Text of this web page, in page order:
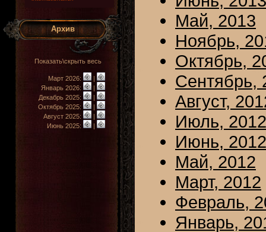
Архив
Показать\скрыть весь
Март 2026:
|
Январь 2026:
|
Декабрь 2025:
|
Октябрь 2025:
|
Август 2025:
|
Июнь 2025:
|
Май, 2013
Ноябрь,
Октябрь,
Сентябрь,
Август,
Июль, 2012
Июнь, 2012
Май, 2012
Март, 2012
Февраль,
Январь,